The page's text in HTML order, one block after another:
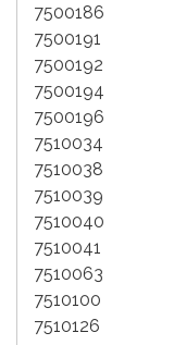
7500186
7500191
7500192
7500194
7500196
7510034
7510038
7510039
7510040
7510041
7510063
7510100
7510126